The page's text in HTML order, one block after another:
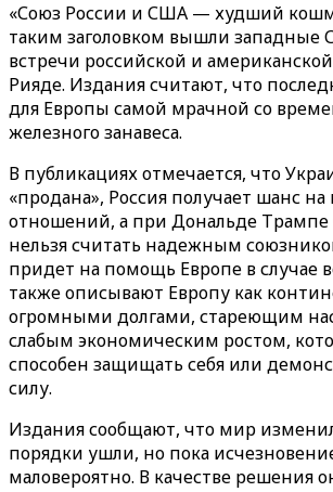
«Союз России и США — худший
таким заголовком вышли западные
встречи российской и
Рияде. Издания считают, что
для Европы самой мрачной со
железного занавеса.
В публикациях отмечается, что
«продана», Россия получает шанс на
отношений, а при Дональде
нельзя считать надежным
придет на помощь Европе в случае
также описывают Европу как
огромными долгами, стареющим
слабым экономическим ростом,
способен защищать себя или
силу.
Издания сообщают, что мир
порядки ушли, но пока
маловероятно. В качестве решения